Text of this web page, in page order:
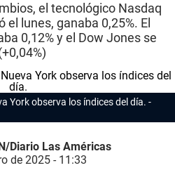
el tecnológico Nasdaq
lunes, ganaba 0,25%. El
0,12% y el Dow Jones se
York observa los índices del día.
Diario Las Américas
de 2025 - 11:33